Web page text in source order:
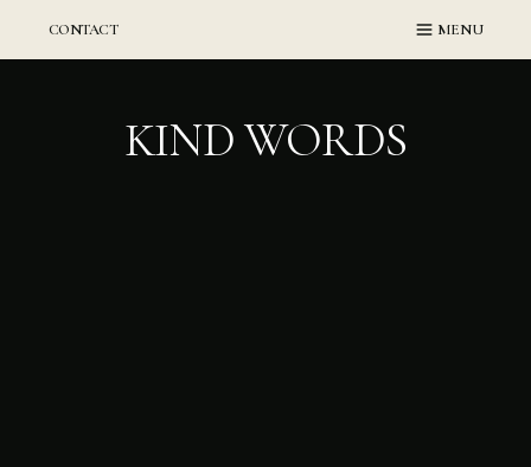
content
CONTACT MENU
KIND WORDS